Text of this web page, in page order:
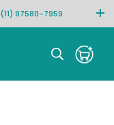
(11) 97580-7959